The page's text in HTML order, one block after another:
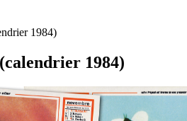
1984)
1984)